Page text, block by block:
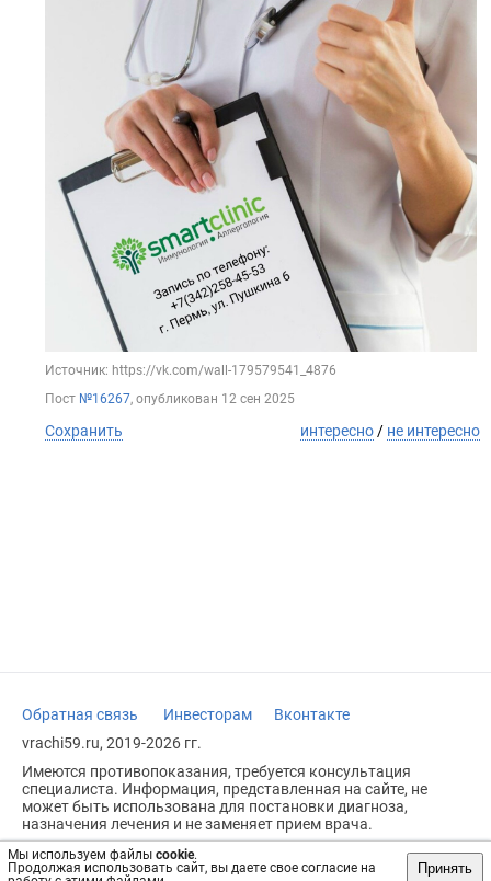
Мы используем файлы cookie.
Продолжая использовать сайт, вы даете свое согласие на
Принять
Источник: https://vk.com/wall-179579541_4876
Пост №16267, опубликован 12 сен 2025
Сохранить интересно / не интересно
Обратная связь Инвесторам
Вконтакте
vrachi59.ru, 2019-2026 гг.
Имеются противопоказания, требуется консультация
специалиста. Информация, представленная на сайте, не
может быть использована для постановки диагноза,
назначения лечения и не заменяет прием врача.
Возрастное ограничение: 18+